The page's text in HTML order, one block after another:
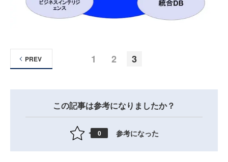
1 2 3
PREV
この記事は参考になりましたか？
0 参考になった